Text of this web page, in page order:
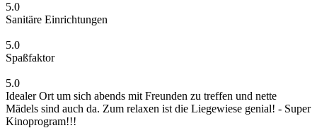
5.0
Sanitäre Einrichtungen
5.0
Spaßfaktor
5.0
Idealer Ort um sich abends mit Freunden zu treffen und nette
Mädels sind auch da. Zum relaxen ist die Liegewiese genial! - Super
Kinoprogram!!!